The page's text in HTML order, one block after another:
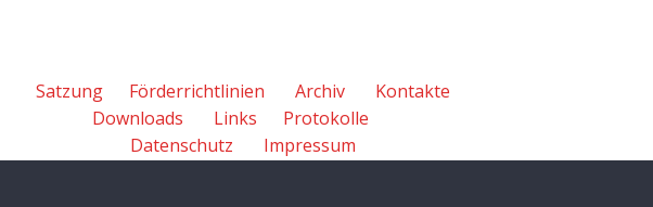
Satzung Förderrichtlinien Archiv
Kontakte
Downloads
Links
Protokolle
Datenschutz
Impressum